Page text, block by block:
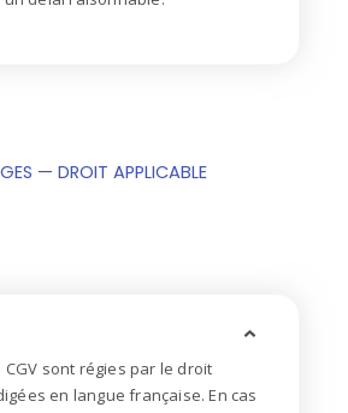
— DROIT APPLICABLE
sont régies par le droit
en langue française. En cas